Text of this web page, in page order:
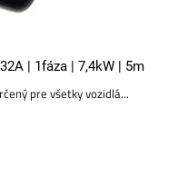
| 1fáza | 7,4kW | 5m
pre všetky vozidlá...